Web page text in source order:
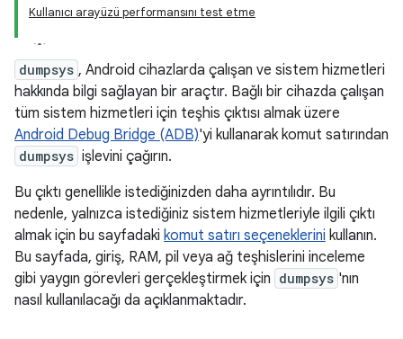
Kullanıcı arayüzü performansını test etme
dumpsys , Android cihazlarda çalışan ve sistem hizmetleri
hakkında bilgi sağlayan bir araçtır. Bağlı bir cihazda çalışan
tüm sistem hizmetleri için teşhis çıktısı almak üzere
Android Debug Bridge (ADB)'yi kullanarak komut satırından
dumpsys işlevini çağırın.
Bu çıktı genellikle istediğinizden daha ayrıntılıdır. Bu
nedenle, yalnızca istediğiniz sistem hizmetleriyle ilgili çıktı
almak için bu sayfadaki komut satırı seçeneklerini kullanın.
Bu sayfada, giriş, RAM, pil veya ağ teşhislerini inceleme
gibi yaygın görevleri gerçekleştirmek için dumpsys 'nın
nasıl kullanılacağı da açıklanmaktadır.